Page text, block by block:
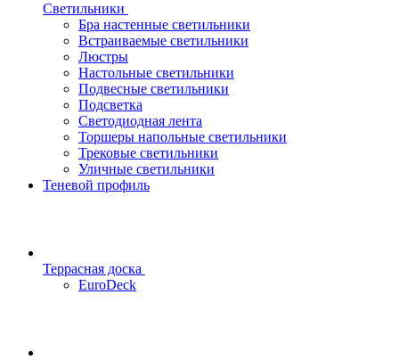
Светильники
Бра настенные светильники
Встраиваемые светильники
Люстры
Настольные светильники
Подвесные светильники
Подсветка
Светодиодная лента
Торшеры напольные светильники
Трековые светильники
Уличные светильники
Теневой профиль
Террасная доска
EuroDeck